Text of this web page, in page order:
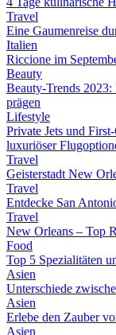
Travel
Eine Gaumenreise
Italien
Riccione im
Beauty
Beauty-Trends
prägen
Lifestyle
Private Jets und
luxuriöser
Travel
Geisterstadt New
Travel
Entdecke San
Travel
New Orleans – Top
Food
Top 5 Spezialitäten
Asien
Unterschiede
Asien
Erlebe den Zauber
Asien